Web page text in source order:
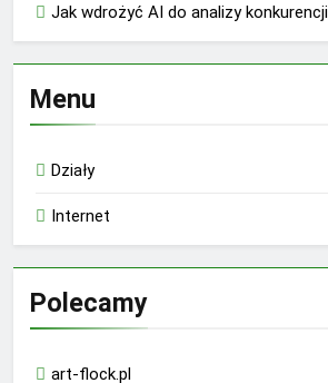
Jak wdrożyć AI do analizy konkurencji
Menu
Działy
Internet
Polecamy
art-flock.pl